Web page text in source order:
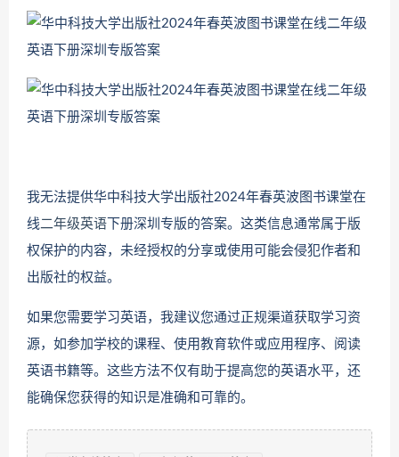
我无法提供华中科技大学出版社2024年春英波图书课堂在
线二年级英语 下册深圳专版的答案。这类信息通常属于版
权保护的内容，未经授权的分享或使用可能会侵犯作者和
出版社的权益。
如果您需要学习英语，我建议您通过正规渠道获取学习资
源，如参加学校的课程、使用教育软件或应用程序、阅读
英语书籍等。这些方法不仅有助于提高您的英语水平，还
能确保您获得的知识是准确和可靠的。